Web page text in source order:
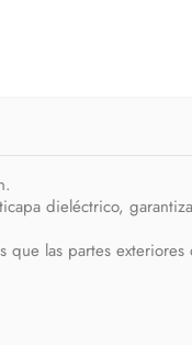
dieléctrico,
las partes exteriores